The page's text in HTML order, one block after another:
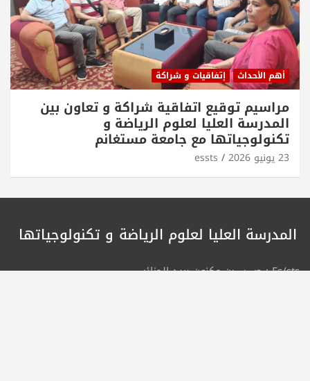
أهم الأحداث إتفاقيات و شراكة
مراسيم توقيع اتفاقية شراكة و تعاون بين
المدرسة العليا لعلوم الرياضة و
تكنولوجياتها مع جامعة مستغانم
23 يونيو 2026 essts
المدرسة العليا لعلوم الرياضة و تكنولوجياتها
Es/sts : ص ب بن عكنون بريد الجزائر .